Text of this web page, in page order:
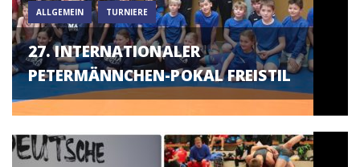
ALLGEMEIN TURNIERE
27. INTERNATIONALER
PETERMÄNNCHEN-POKAL FREISTIL